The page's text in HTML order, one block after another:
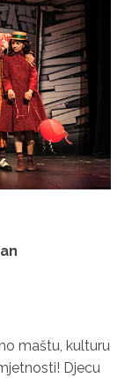
maštu, kulturu
Djecu